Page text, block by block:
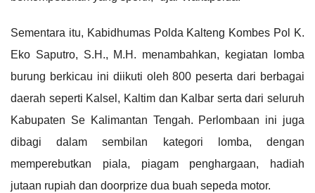
Sementara itu, Kabidhumas Polda Kalteng Kombes Pol K.
Eko Saputro, S.H., M.H. menambahkan, kegiatan lomba
burung berkicau ini diikuti oleh 800 peserta dari berbagai
daerah seperti Kalsel, Kaltim dan Kalbar serta dari seluruh
Kabupaten Se Kalimantan Tengah. Perlombaan ini juga
dibagi dalam sembilan kategori lomba, dengan
memperebutkan piala, piagam penghargaan, hadiah
jutaan rupiah dan doorprize dua buah sepeda motor.